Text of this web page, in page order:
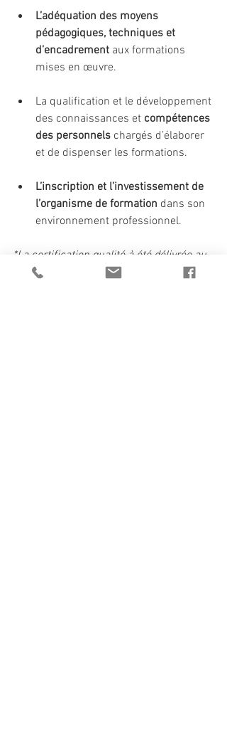
L’adéquation des moyens
pédagogiques, techniques et
d’encadrement aux formations
mises en œuvre.
La qualification et le développement
des connaissances et compétences
des personnels chargés d’élaborer
et de dispenser les formations.
L’inscription et l’investissement de
l’organisme de formation dans son
environnement professionnel.
*La certification qualité à été délivrée au
titre de la catégorie d'action "Formation